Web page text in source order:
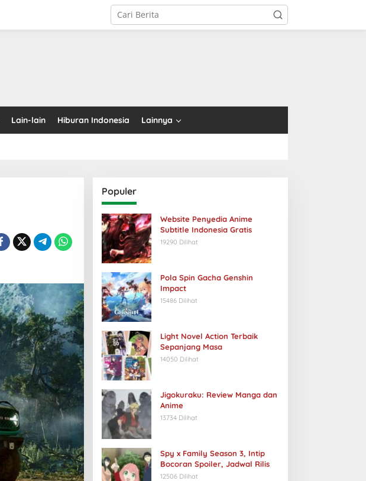
Lain-lain Hiburan Indonesia Lainnya
Populer
Website Penyedia Anime
Subtitle Indonesia Gratis
19290 Dilihat
Pola Spin Gacha Genshin
Impact
15486 Dilihat
Light Novel Action Terbaik
Sepanjang Masa
14050 Dilihat
Jigokuraku: Review Manga dan
Anime
13734 Dilihat
Spy x Family Season 3, Intip
Bocoran Spoiler, Jadwal Rilis
12506 Dilihat